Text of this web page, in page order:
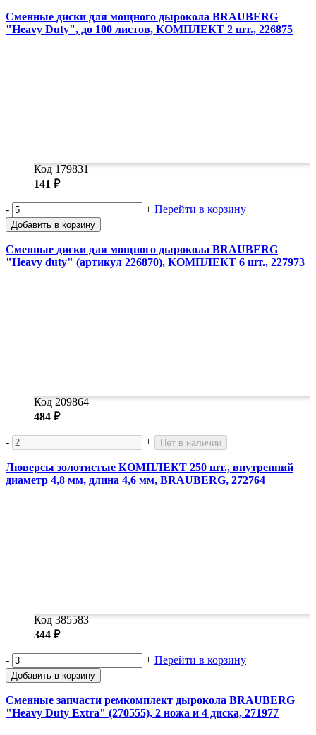
Сменные диски для мощного дырокола BRAUBERG
"Heavy Duty", до 100 листов, КОМПЛЕКТ 2 шт., 226875
Код 179831
141 ₽
- + Перейти в корзину
Добавить в корзину
Сменные диски для мощного дырокола BRAUBERG
"Heavy duty" (артикул 226870), КОМПЛЕКТ 6 шт., 227973
Код 209864
484 ₽
- + Нет в наличии
Люверсы золотистые КОМПЛЕКТ 250 шт., внутренний
диаметр 4,8 мм, длина 4,6 мм, BRAUBERG, 272764
Код 385583
344 ₽
- + Перейти в корзину
Добавить в корзину
Сменные запчасти ремкомплект дырокола BRAUBERG
"Heavy Duty Extra" (270555), 2 ножа и 4 диска, 271977